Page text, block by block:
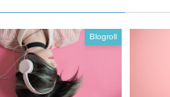
Blogroll